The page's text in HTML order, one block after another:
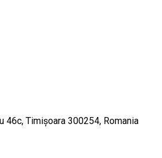
46c, Timișoara 300254, Romania